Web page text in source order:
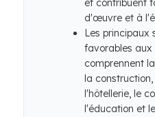
et contribuent
d'œuvre et à
Les principaux
favorables aux
comprennent
la
l'hôtellerie, le
l'éducation et